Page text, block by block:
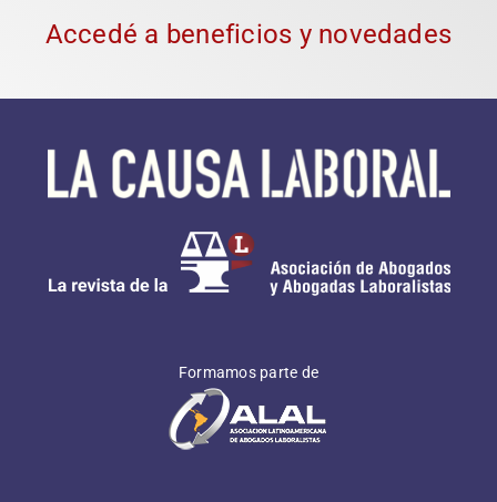
Accedé a beneficios y novedades
Formamos parte de